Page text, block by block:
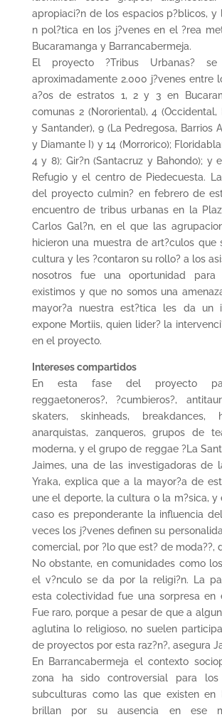
apropiaci?n de los espacios p?blicos, y
n pol?tica en los j?venes en el ?rea
Bucaramanga y Barrancabermeja.
El proyecto ?Tribus Urbanas?
aproximadamente 2.000 j?venes entre
a?os de estratos 1, 2 y 3 en
comunas 2 (Nororiental), 4 (Occidental,
y Santander), 9 (La Pedregosa, Barrios
y Diamante I) y 14 (Morrorico);
4 y 8); Gir?n (Santacruz y Bahondo); y
Refugio y el centro de Piedecuesta.
del proyecto culmin? en febrero de
encuentro de tribus urbanas en la
Carlos Gal?n, en el que las
hicieron una muestra de art?culos que
cultura y les ?contaron su rollo? a los
nosotros fue una oportunidad para
existimos y que no somos una
mayor?a nuestra est?tica les da un
expone Mortiis, quien lider? la
en el proyecto.
Intereses compartidos
En esta fase del proyecto
reggaetoneros?, ?cumbieros?,
skaters, skinheads, breakdances,
anarquistas, zanqueros, grupos de
moderna, y el grupo de reggae ?La
Jaimes, una de las investigadoras de
Yraka, explica que a la mayor?a de
une el deporte, la cultura o la m?sica, y
caso es preponderante la influencia
veces los j?venes definen su
comercial, por ?lo que est? de moda??,
No obstante, en comunidades como
el v?nculo se da por la religi?n. La
esta colectividad fue una sorpresa en
Fue raro, porque a pesar de que a
aglutina lo religioso, no suelen
de proyectos por esta raz?n?, asegura
En Barrancabermeja el contexto
zona ha sido controversial para los
subculturas como las que existen en
brillan por su ausencia en ese